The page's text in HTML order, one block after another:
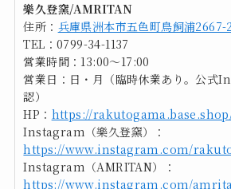
樂久登窯/AMRITAN
住所： 兵庫県洲本市五色町鳥飼浦2667-2
TEL：0799-34-1137
営業時間：13:00〜17:00
営業日：日・月（臨時休業あり。公式
認）
HP： https://
Instagram（樂久登窯）：
https://www.instagram.com/
Instagram（AMRITAN）：
https://www.instagram.com/